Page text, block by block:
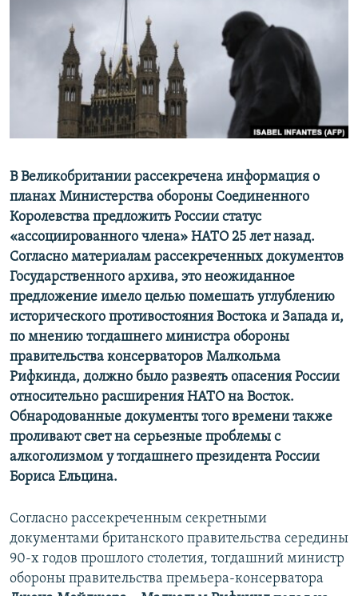
ПОБЕДИТЕЛЕЙ НЕ СУДЯТ?
КРЫМ.НЕПОКОРЕННЫЙ
ELIFBE
УКРАИНСКАЯ ПРОБЛЕМА КРЫМА
Все сайты RFE/RL
В Великобритании рассекречена информация о
планах Министерства обороны Соединенного
Королевства предложить России статус
«ассоциированного члена» НАТО 25 лет назад.
Согласно материалам рассекреченных документов
Государственного архива, это неожиданное
предложение имело целью помешать углублению
исторического противостояния Востока и Запада и,
по мнению тогдашнего министра обороны
правительства консерваторов Малкольма
Рифкинда, должно было развеять опасения России
относительно расширения НАТО на Восток.
Обнародованные документы того времени также
проливают свет на серьезные проблемы с
алкоголизмом у тогдашнего президента России
Бориса Ельцина.​
Согласно рассекреченным секретными
документами британского правительства середины
90-х годов прошлого столетия, тогдашний министр
обороны правительства премьера-консерватора